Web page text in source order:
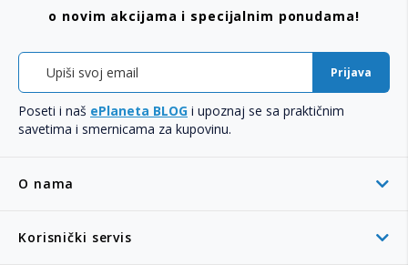
O nama
Korisnički servis
o novim akcijama i specijalnim ponudama!
Prijava
Poseti i naš ePlaneta BLOG i upoznaj se sa praktičnim
savetima i smernicama za kupovinu.